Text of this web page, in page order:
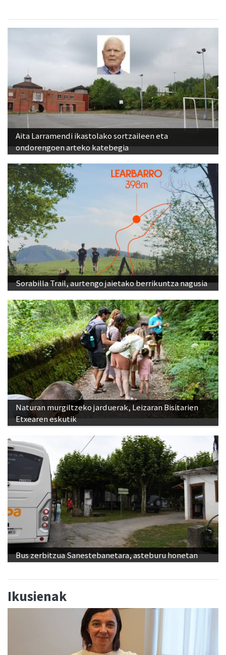
Aita Larramendi ikastolako sortzaileen eta
ondorengoen arteko katebegia
Sorabilla Trail, aurtengo jaietako berrikuntza nagusia
Naturan murgiltzeko jarduerak, Leizaran Bisitarien
Etxearen eskutik
Bus zerbitzua Sanestebanetara, asteburu honetan
Ikusienak